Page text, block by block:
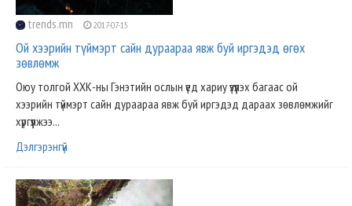
trends.mn 2017-07-15
Ой хээрийн түймэрт сайн дураараа явж буй иргэдэд өгөх
зөвлөмж
Оюу толгой ХХК-ны Гэнэтийн ослын үед хариу үзүүлэх багаас ой
хээрийн түймэрт сайн дураараа явж буй иргэдэд дараах зөвлөмжийг
хүргүүлжээ...
Дэлгэрэнгүй